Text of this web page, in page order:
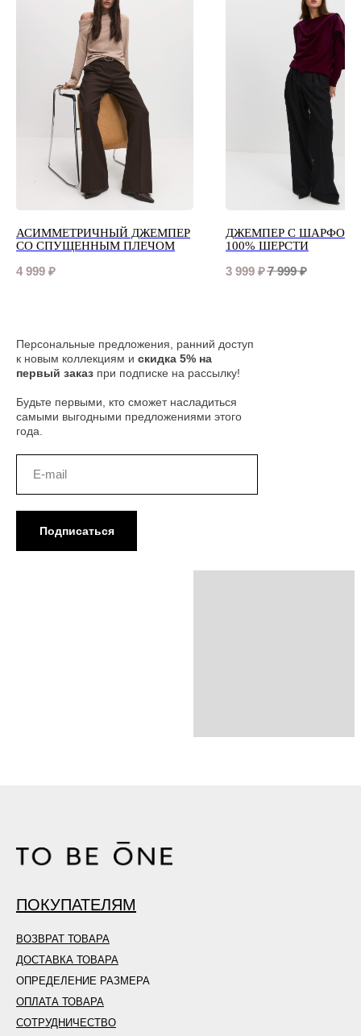
АСИММЕТРИЧНЫЙ ДЖЕМПЕР
СО СПУЩЕННЫМ ПЛЕЧОМ
4 999 ₽
ДЖЕМПЕР С ШАРФОМ
100% ШЕРСТИ
3 999 ₽7 999 ₽
Подписаться
Персональные предложения, ранний доступ
к новым коллекциям и скидка 5% на
первый заказ при подписке на рассылку!
Будьте первыми, кто сможет насладиться
самыми выгодными предложениями этого
года.
ПОКУПАТЕЛЯМ
ВОЗВРАТ ТОВАРА
ДОСТАВКА ТОВАРА
ОПРЕДЕЛЕНИЕ РАЗМЕРА
ОПЛАТА ТОВАРА
СОТРУДНИЧЕСТВО